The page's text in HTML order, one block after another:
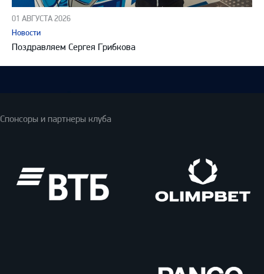
01 АВГУСТА 2026
Новости
Поздравляем Сергея Грибкова
Спонсоры и партнеры клуба